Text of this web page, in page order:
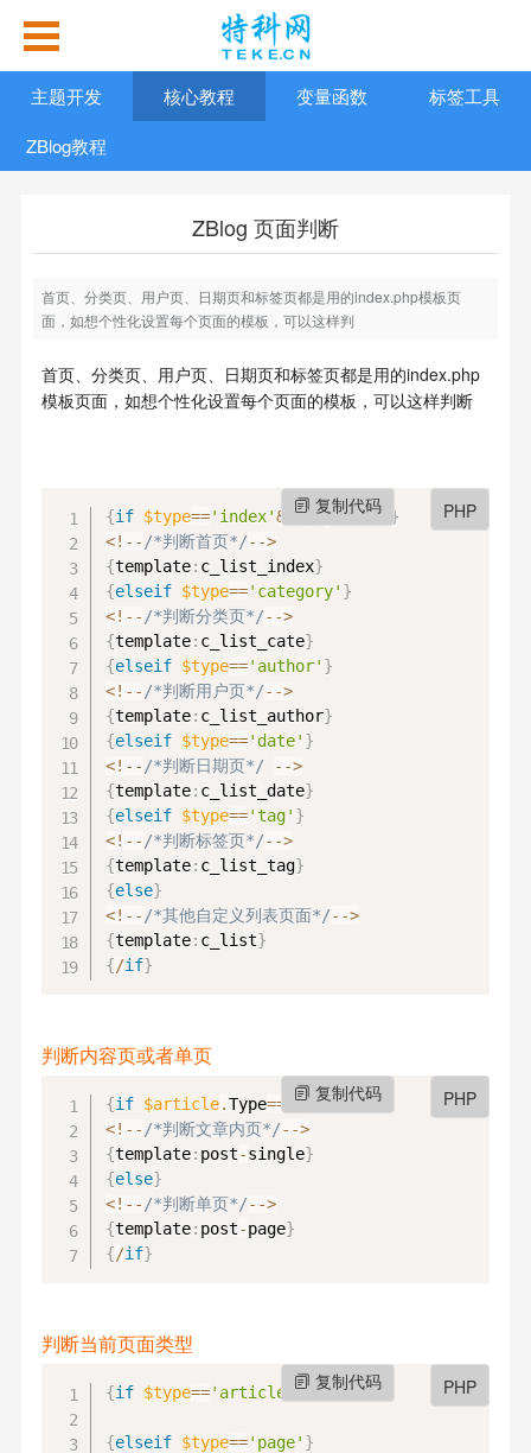
主题开发 核心教程 变量函数
标签工具
ZBlog教程
ZBlog 页面判断
首页、分类页、用户页、日期页和标签页都是用的index.php模板页
面，如想个性化设置每个页面的模板，可以这样判
首页、分类页、用户页、日期页和标签页都是用的index.php
模板页面，如想个性化设置每个页面的模板，可以这样判断
复制代码
{if $type=='index'&& $page=='1'
}
<! -- /*判断首页*/-->
{template: c_list_index}
{elseif $type=='category' }
<! -- /*判断分类页*/-->
{template: c_list_cate}
{elseif $type=='author' }
<! -- /*判断用户页*/-->
{template: c_list_author}
{elseif $type=='date' }
<! -- /*判断日期页*/ -->
{template: c_list_date}
{elseif $type=='tag' }
<! -- /*判断标签页*/-->
{template: c_list_tag}
{else}
<! -- /*其他自定义列表页面*/-->
{template: c_list}
{/if}
PHP
判断内容页或者单页
复制代码
{if $article.Type==
}
<! -- /*判断文章内页*/-->
{template: post-single}
{else}
<! -- /*判断单页*/-->
{template: post-page}
{/if}
PHP
判断当前页面类型
复制代码
{if $type=='article' }
{elseif $type=='page' }
PHP